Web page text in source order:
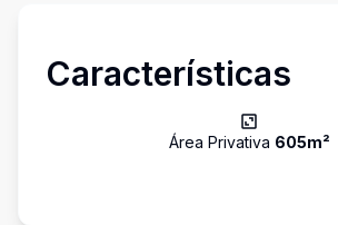
Características
Área Privativa 605m²